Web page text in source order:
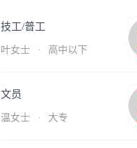
技工/普工
叶女士 · 高中以下
文员
温女士 · 大专